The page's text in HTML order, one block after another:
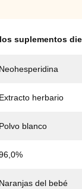
suplementos
Neohesperidina
Extracto herbario
Polvo blanco
Naranjas del bebé